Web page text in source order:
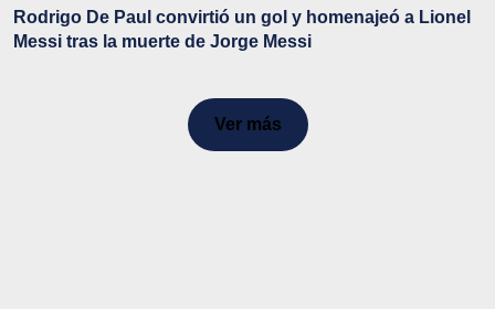
Rodrigo De Paul convirtió un gol y homenajeó a Lionel
Messi tras la muerte de Jorge Messi
Ver más